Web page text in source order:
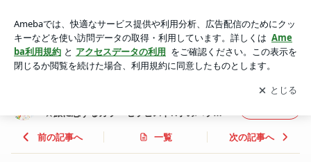
市・八千代市・印西市/ 京成成田空港線 ☆旅に恋するカラーセ
ラピストR子のパラレルキャリアのススメ♪
アプリをダウンロードして ブログの更新通知
を受け取りまし
ょう。
開く
☆旅に恋するカラーセラピストR子のパラレ
前の記事へ 一覧 次の記事へ